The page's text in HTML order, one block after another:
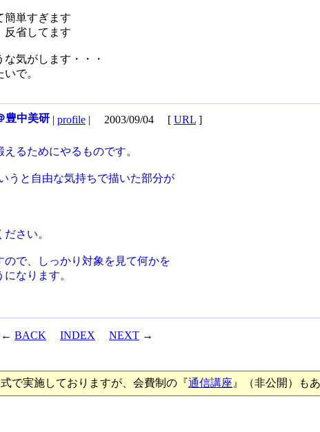
簡単すぎます
反省してます
気がします・・・
で。
豊中美研 | profile | 2003/09/04 [ URL ]
るためにやるものです。
うと自由な気持ちで描いた部分が
さい。
で、しっかり対象を見て何かを
なります。
← BACK INDEX NEXT →
で実施しておりますが、会費制の『通信講座 』（非公開）も